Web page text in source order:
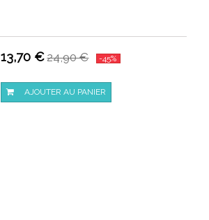
13,70 €24,90 € -45%
AJOUTER AU PANIER